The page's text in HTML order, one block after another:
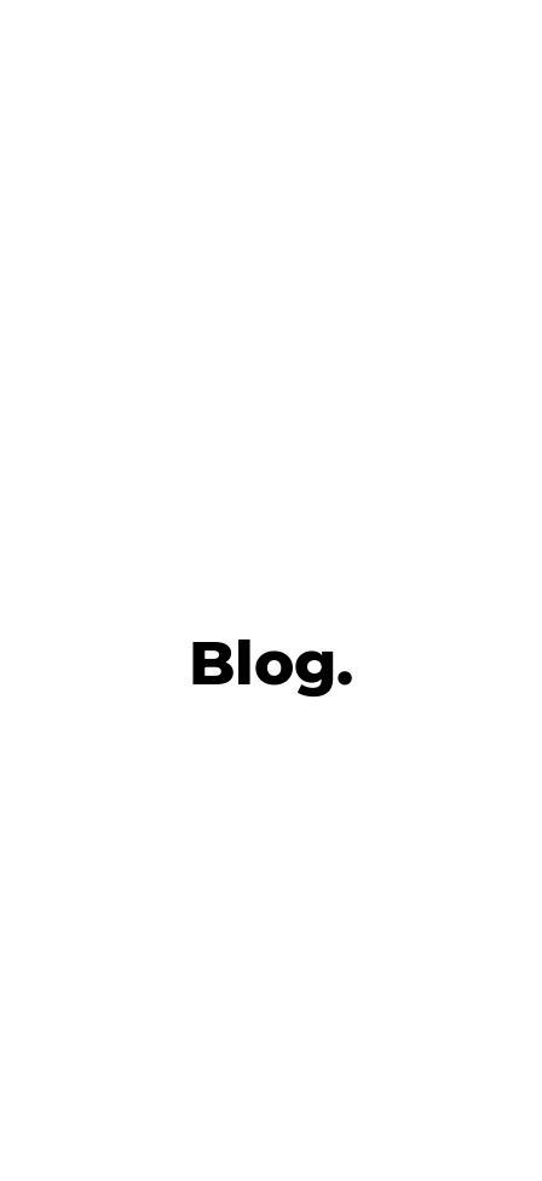
Blog.